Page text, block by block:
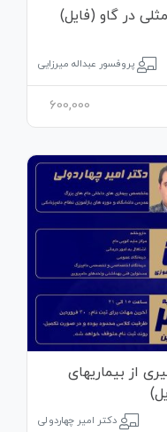
در گاو (فایل)
پروفسور عبداله میرزایی
600,000
از بیماریهای
دکتر امیر چهاردولی